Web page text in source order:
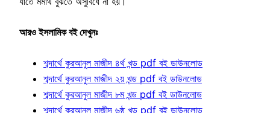
আরও ইসলামিক বই দেখুনঃ
শব্দার্থে কুরআনুল মাজীদ ৪র্থ খন্ড pdf বই ডাউনলোড
শব্দার্থে কুরআনুল মাজীদ ২য় খন্ড pdf বই ডাউনলোড
শব্দার্থে কুরআনুল মাজীদ ৮ম খন্ড pdf বই ডাউনলোড
শব্দার্থে কুরআনুল মাজীদ ৬ষ্ঠ খন্ড pdf বই ডাউনলোড